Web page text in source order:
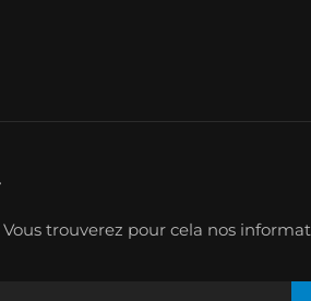
trouverez pour cela nos